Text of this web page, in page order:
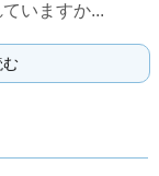
いますか...
む